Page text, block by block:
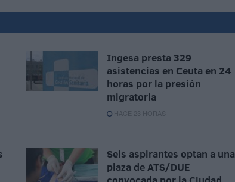
Ingesa presta 329
asistencias en Ceuta en 24
horas por la presión
migratoria
HACE 23 HORAS
Seis aspirantes optan a una
plaza de ATS/DUE